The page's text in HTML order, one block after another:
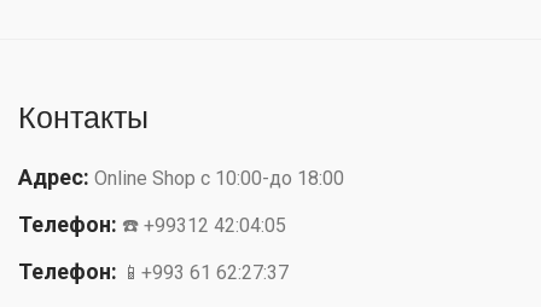
Контакты
Адрес: Online Shop с 10:00-до 18:00
Телефон: ☎️ +99312 42:04:05
Телефон: 📱+993 61 62:27:37